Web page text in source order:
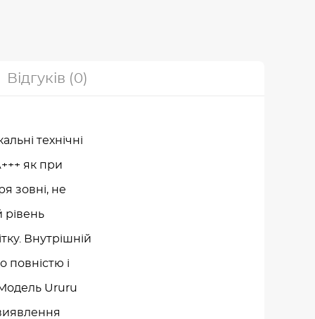
Відгуків (0)
технічні
як при
зовні, не
рівень
Внутрішній
і
Модель Ururu